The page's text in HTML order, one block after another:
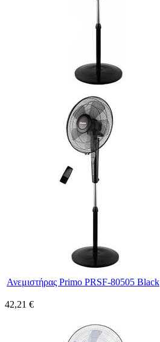
Ανεμιστήρας Primo PRSF-80505 Black
42,21 €